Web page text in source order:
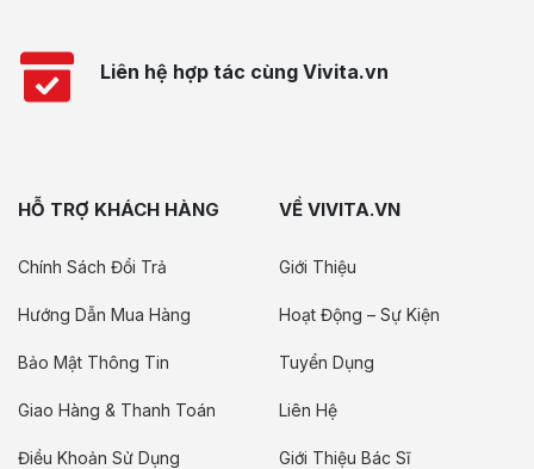
Liên hệ hợp tác cùng Vivita.vn
HỖ TRỢ KHÁCH HÀNG
Chính Sách Đổi Trả
Hướng Dẫn Mua Hàng
Bảo Mật Thông Tin
Giao Hàng & Thanh Toán
Điều Khoản Sử Dụng
VỀ VIVITA.VN
Giới Thiệu
Hoạt Động – Sự Kiện
Tuyển Dụng
Liên Hệ
Giới Thiệu Bác Sĩ